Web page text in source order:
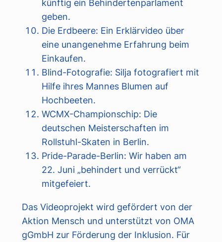
künftig ein Behindertenparlament
geben.
Die Erdbeere: Ein Erklärvideo über
eine unangenehme Erfahrung beim
Einkaufen.
Blind-Fotografie: Silja fotografiert mit
Hilfe ihres Mannes Blumen auf
Hochbeeten.
WCMX-Championschip: Die
deutschen Meisterschaften im
Rollstuhl-Skaten in Berlin.
Pride-Parade-Berlin: Wir haben am
22. Juni „behindert und verrückt“
mitgefeiert.
Das Videoprojekt wird gefördert von der
Aktion Mensch und unterstützt von OMA
gGmbH zur Förderung der Inklusion. Für